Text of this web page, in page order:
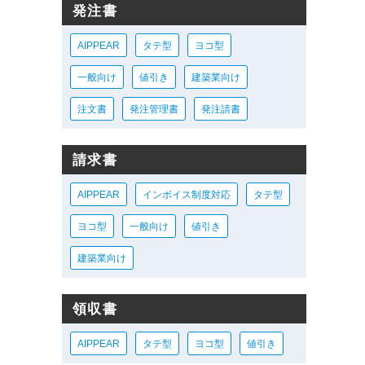
発注書
AIPPEAR タテ型 ヨコ型
一般向け 値引き 建築業向け
注文書 発注管理書 発注請書
請求書
AIPPEAR インボイス制度対応 タテ型
ヨコ型 一般向け 値引き
建築業向け
領収書
AIPPEAR タテ型 ヨコ型 値引き